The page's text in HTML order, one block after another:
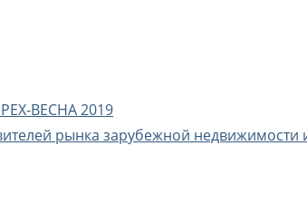
ВЕСНА 2019
рынка зарубежной недвижимости